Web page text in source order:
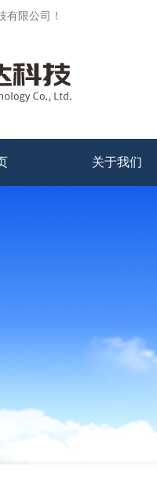
有限公司！
关于我们